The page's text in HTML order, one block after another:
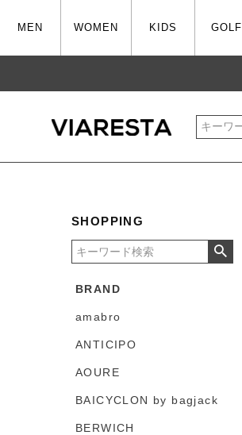
MEN WOMEN KIDS GOLF
SHOPPING
BRAND
amabro
ANTICIPO
AOURE
BAICYCLON by bagjack
BERWICH